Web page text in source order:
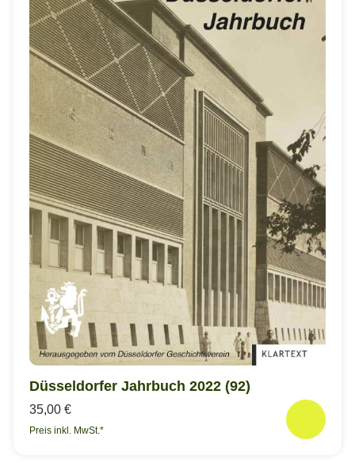
Düsseldorfer Jahrbuch 2022 (92)
35,00 €
Preis inkl. MwSt.*